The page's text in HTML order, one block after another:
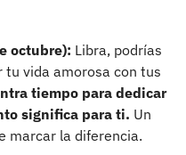
octubre): Libra, podrías
vida amorosa con tus
tiempo para dedicar
significa para ti. Un
marcar la diferencia.